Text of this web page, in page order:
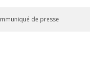
de presse